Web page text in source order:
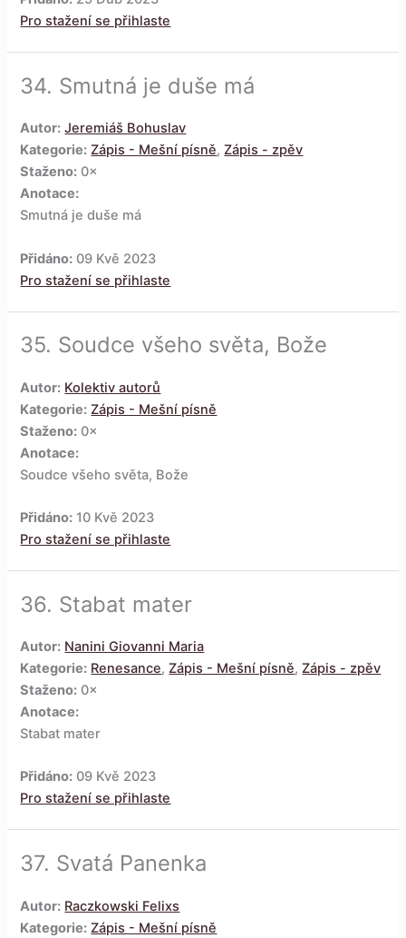
Pro stažení se přihlaste
34. Smutná je duše má
Autor: Jeremiáš Bohuslav
Kategorie: Zápis - Mešní písně,Zápis - zpěv
Staženo: 0×
Anotace:
Smutná je duše má
Přidáno: 09 Kvě 2023
Pro stažení se přihlaste
35. Soudce všeho světa, Bože
Autor: Kolektiv autorů
Kategorie: Zápis - Mešní písně
Staženo: 0×
Anotace:
Soudce všeho světa, Bože
Přidáno: 10 Kvě 2023
Pro stažení se přihlaste
36. Stabat mater
Autor: Nanini Giovanni Maria
Kategorie: Renesance,Zápis - Mešní písně,Zápis - zpěv
Staženo: 0×
Anotace:
Stabat mater
Přidáno: 09 Kvě 2023
Pro stažení se přihlaste
37. Svatá Panenka
Autor: Raczkowski Felixs
Kategorie: Zápis - Mešní písně